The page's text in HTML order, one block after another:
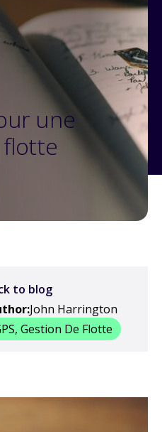
une
flotte
to blog
John Harrington
Gestion De Flotte